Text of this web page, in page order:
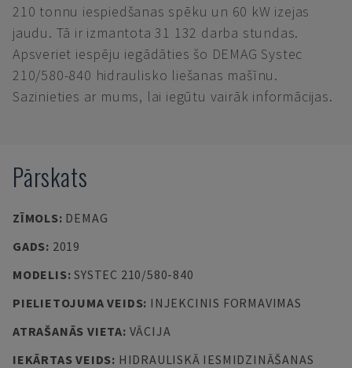
210 tonnu iespiedšanas spēku un 60 kW izejas
jaudu. Tā ir izmantota 31 132 darba stundas.
Apsveriet iespēju iegādāties šo DEMAG Systec
210/580-840 hidraulisko liešanas mašīnu.
Sazinieties ar mums, lai iegūtu vairāk informācijas.
Pārskats
ZĪMOLS: DEMAG
GADS: 2019
MODELIS:SYSTEC 210/580-840
PIELIETOJUMA VEIDS: INJEKCINIS FORMAVIMAS
ATRAŠANĀS VIETA: VĀCIJA
IEKĀRTAS VEIDS: HIDRAULISKĀ IESMIDZINĀŠANAS